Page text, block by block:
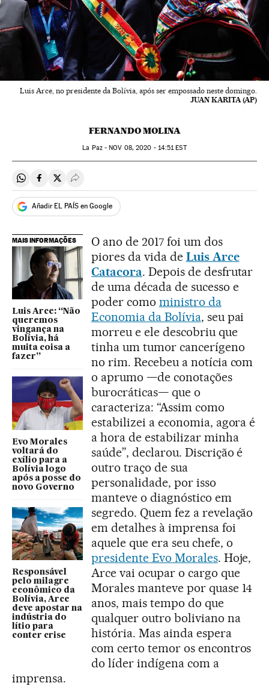
Luis Arce, no presidente da Bolívia, após ser empossado neste domingo.
JUAN KARITA (AP)
FERNANDO MOLINA
La Paz -NOV 08, 2020 - 14:51 EST
Compartir en Whatsapp
Compartir en Facebook
Compartir en Twitter
Desplegar Redes Sociales
Añadir EL PAÍS en Google
MAIS INFORMAÇÕES
Luis Arce: “Não
queremos
vingança na
Bolívia, há
muita coisa a
fazer”
Evo Morales
voltará do
exílio para a
Bolívia logo
após a posse do
novo Governo
Responsável
pelo milagre
econômico da
Bolívia, Arce
deve apostar na
indústria do
lítio para
conter crise
O ano de 2017 foi um dos
piores da vida de Luis Arce
Catacora. Depois de desfrutar
de uma década de sucesso e
poder como ministro da
Economia da Bolívia, seu pai
morreu e ele descobriu que
tinha um tumor cancerígeno
no rim. Recebeu a notícia com
o aprumo —de conotações
burocráticas— que o
caracteriza: “Assim como
estabilizei a economia, agora é
a hora de estabilizar minha
saúde”, declarou. Discrição é
outro traço de sua
personalidade, por isso
manteve o diagnóstico em
segredo. Quem fez a revelação
em detalhes à imprensa foi
aquele que era seu chefe, o
presidente Evo Morales. Hoje,
Arce vai ocupar o cargo que
Morales manteve por quase 14
anos, mais tempo do que
qualquer outro boliviano na
história. Mas ainda espera
com certo temor os encontros
do líder indígena com a
imprensa.